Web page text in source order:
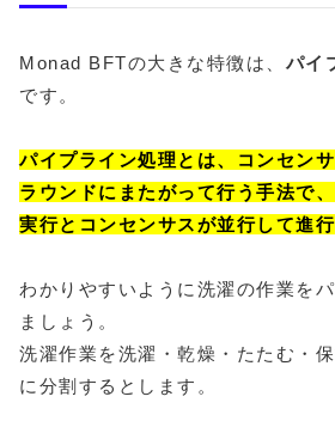
Monad BFTの大きな特徴は、 パイ
です。
パイプライン処理とは、コンセン
ラウンドにまたがって行う手法で
実行とコンセンサスが並行して進行
わかりやすいように洗濯の作業を
ましょう。
洗濯作業を洗濯・乾燥・たたむ・
に分割するとします。